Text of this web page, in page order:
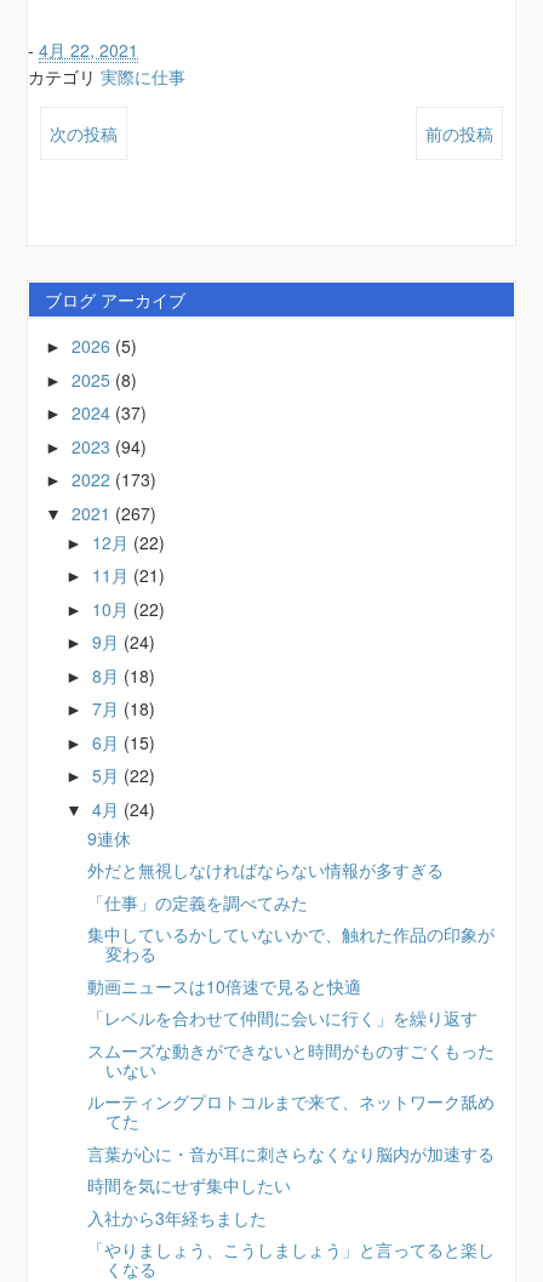
-4月 22, 2021
カテゴリ実際に仕事
次の投稿 前の投稿
ブログ アーカイブ
►2026 (5)
►2025 (8)
►2024 (37)
►2023 (94)
►2022 (173)
▼2021 (267)
► 12月 (22)
► 11月 (21)
► 10月 (22)
►9月 (24)
►8月 (18)
►7月 (18)
►6月 (15)
►5月 (22)
▼4月 (24)
9連休
外だと無視しなければならない情報が多すぎる
「仕事」の定義を調べてみた
集中しているかしていないかで、触れた作品の印象が
変わる
動画ニュースは10倍速で見ると快適
「レベルを合わせて仲間に会いに行く」を繰り返す
スムーズな動きができないと時間がものすごくもった
いない
ルーティングプロトコルまで来て、ネットワーク舐め
てた
言葉が心に・音が耳に刺さらなくなり脳内が加速する
時間を気にせず集中したい
入社から3年経ちました
「やりましょう、こうしましょう」と言ってると楽し
くなる